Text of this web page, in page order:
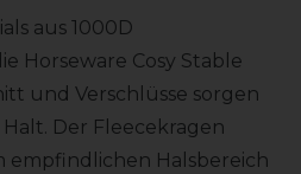
aus 1000D
Horseware Cosy Stable
und Verschlüsse sorgen
Der Fleecekragen
empfindlichen Halsbereich